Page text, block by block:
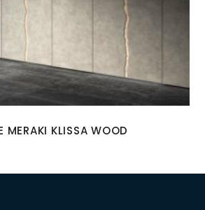
MERAKI KLISSA WOOD